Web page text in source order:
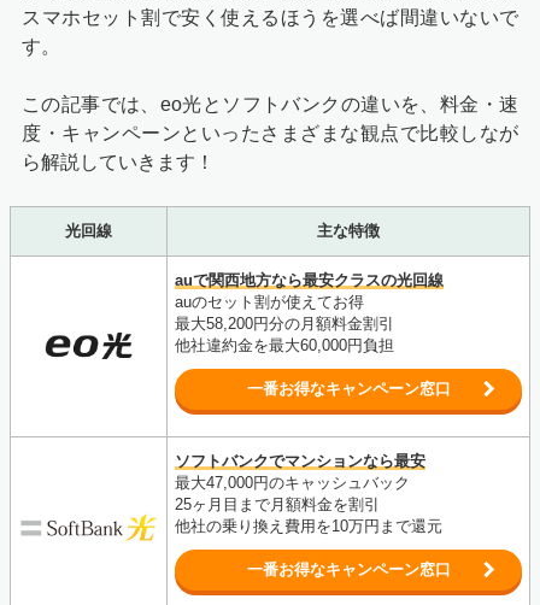
スマホセット割で安く使えるほうを選べば間違いないで
す。
この記事では、eo光とソフトバンクの違いを、料金・速
度・キャンペーンといったさまざまな観点で比較しなが
ら解説していきます！
光回線 主な特徴
auで関西地方なら最安クラスの光回線
auのセット割が使えてお得
最大58,200円分の月額料金割引
他社違約金を最大60,000円負担
一番お得なキャンペーン窓口
ソフトバンクでマンションなら最安
最大47,000円のキャッシュバック
25ヶ月目まで月額料金を割引
他社の乗り換え費用を10万円まで還元
一番お得なキャンペーン窓口